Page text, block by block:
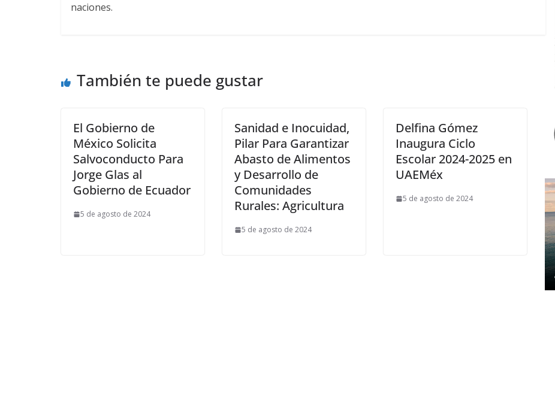
naciones.
También te puede gustar
El Gobierno de
México Solicita
Salvoconducto Para
Jorge Glas al
Gobierno de Ecuador
5 de agosto de 2024
Sanidad e Inocuidad,
Pilar Para Garantizar
Abasto de Alimentos
y Desarrollo de
Comunidades
Rurales: Agricultura
5 de agosto de 2024
Delfina Gómez
Inaugura Ciclo
Escolar 2024-2025 en
UAEMéx
5 de agosto de 2024